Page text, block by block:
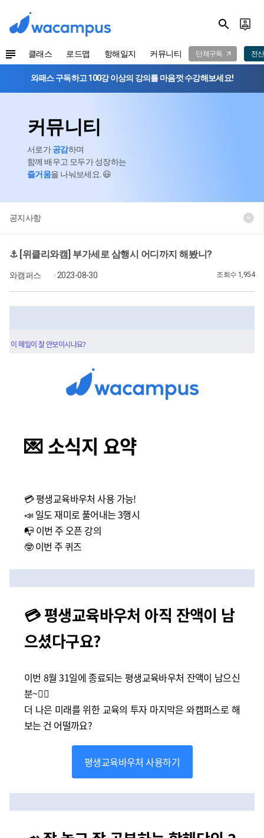
클래스 로드맵 항해일지 커뮤니티 단체구독 전
와패스 구독하고 100강 이상의 강의를 마음껏 수강해보세요!
커뮤니티
서로가공감하며
함께 배우고 모두가 성장하는
즐거움을 나눠보세요. 😃
공지사항
⚓️ [위클리와캠] 부가세로 삼행시 어디까지 해봤니?
와캠퍼스 · 2023-08-30 조회수 1,954
이 메일이 잘 안보이시나요?
💌 소식지 요약
💳 평생교육바우처 사용 가능!
📣 일도 재미로 풀어내는 3행시
📭 이번 주 오픈 강의
🤓 이번 주 퀴즈
💳 평생교육바우처 아직 잔액이 남
으셨다구요?
이번 8월 31일에 종료되는 평생교육바우처 잔액이 남으신
분~🙋‍♀️
더 나은 미래를 위한 교육의 투자 마지막은 와캠퍼스로 해
보는 건 어떨까요?
평생교육바우처 사용하기